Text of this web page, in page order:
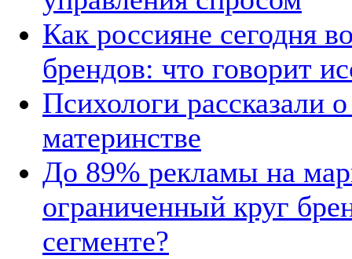
Как россияне сегодня
брендов: что говорит
Психологи рассказали
материнстве
До 89% рекламы на
ограниченный круг
сегменте?